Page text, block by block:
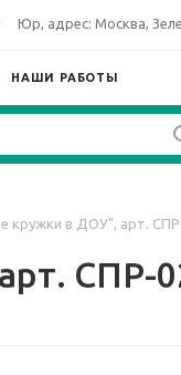
Юр, адрес: Москва,
НАШИ РАБОТЫ
кружки в ДОУ", арт.
СПР-